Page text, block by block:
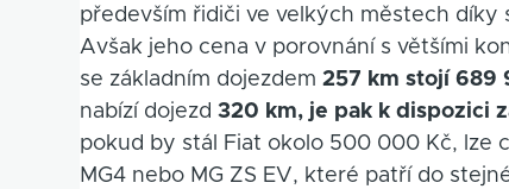
především řidiči ve velkých městech díky
Avšak jeho cena v porovnání s většími
se základním dojezdem257 km stojí 689
nabízí dojezd320 km, je pak k dispozici
pokud by stál Fiat okolo 500 000 Kč, lze
MG4 nebo MG ZS EV, které patří do